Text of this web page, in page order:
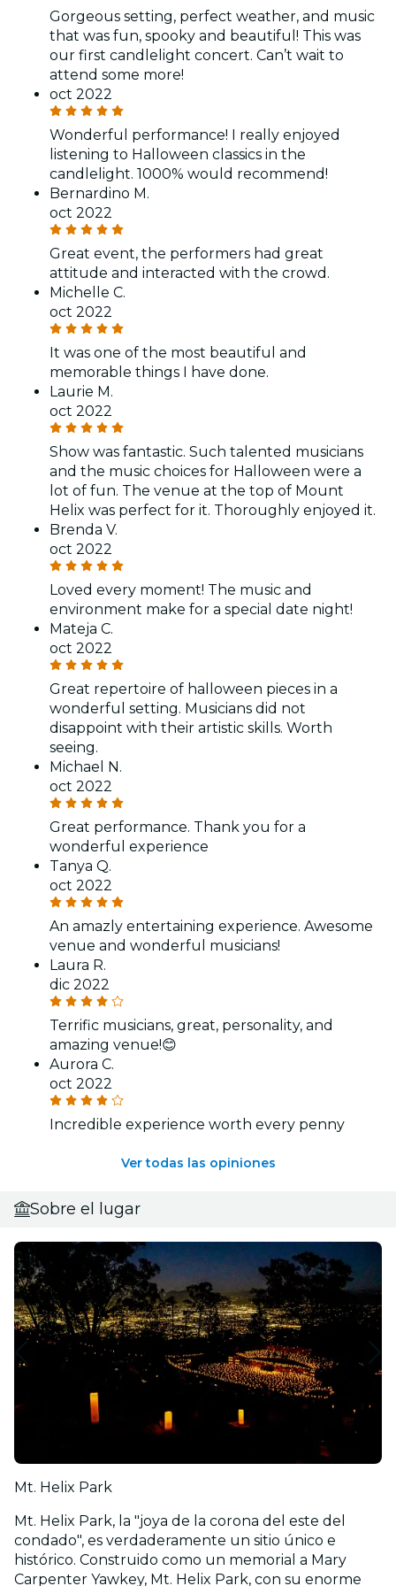
Gorgeous setting, perfect weather, and music
that was fun, spooky and beautiful! This was
our first candlelight concert. Can’t wait to
attend some more!
oct 2022
Wonderful performance! I really enjoyed
listening to Halloween classics in the
candlelight. 1000% would recommend!
Bernardino M.
oct 2022
Great event, the performers had great
attitude and interacted with the crowd.
Michelle C.
oct 2022
It was one of the most beautiful and
memorable things I have done.
Laurie M.
oct 2022
Show was fantastic. Such talented musicians
and the music choices for Halloween were a
lot of fun. The venue at the top of Mount
Helix was perfect for it. Thoroughly enjoyed it.
Brenda V.
oct 2022
Loved every moment! The music and
environment make for a special date night!
Mateja C.
oct 2022
Great repertoire of halloween pieces in a
wonderful setting. Musicians did not
disappoint with their artistic skills. Worth
seeing.
Michael N.
oct 2022
Great performance. Thank you for a
wonderful experience
Tanya Q.
oct 2022
An amazly entertaining experience. Awesome
venue and wonderful musicians!
Laura R.
dic 2022
Terrific musicians, great, personality, and
amazing venue!😊
Aurora C.
oct 2022
Incredible experience worth every penny
Ver todas las opiniones
Sobre el lugar
Mt. Helix Park
Mt. Helix Park, la "joya de la corona del este del
condado", es verdaderamente un sitio único e
histórico. Construido como un memorial a Mary
Carpenter Yawkey, Mt. Helix Park, con su enorme